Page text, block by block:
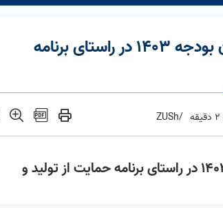
فراخوان ثبت نام متقاضیان تسهیلات تبصره 2 قانون بودجه 1403 در راستای برنامه
/ZUSh
فراخوان ثبت نام متقاضیان تسهیلات تبصره 2 قانون بودجه 1403 در راستای برنامه حمایت از تولید و